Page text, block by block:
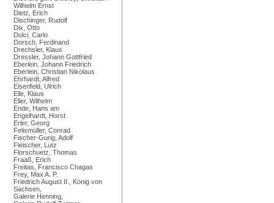
Wilhelm Ernst
Dietz, Erich
Dischinger, Rudolf
Dix, Otto
Dolci, Carlo
Dorsch, Ferdinand
Drechsler, Klaus
Dressler, Johann Gottfried
Eberlein, Johann Friedrich
Eberlein, Christian Nikolaus
Ehrhardt, Alfred
Eisenfeld, Ulrich
Elle, Klaus
Eller, Wilhelm
Ende, Hans am
Engelhardt, Horst
Erler, Georg
Felixmüller, Conrad
Fischer-Gurig, Adolf
Fleischer, Lutz
Florschuetz, Thomas
Fraaß, Erich
Freitas, Francisco Chagas
Frey, Max A. P.
Friedrich August II., König von
Sachsen,
Galerie Henning,